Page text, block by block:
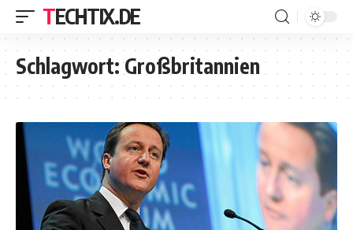
TECHTIX.DE
Schlagwort:Großbritannien